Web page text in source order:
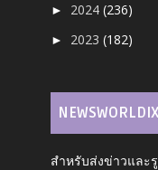
► 2024(236)
► 2023(182)
สำหรับส่งข่าวและ